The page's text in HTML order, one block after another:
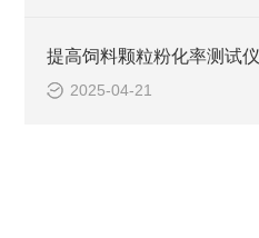
2025-04-21